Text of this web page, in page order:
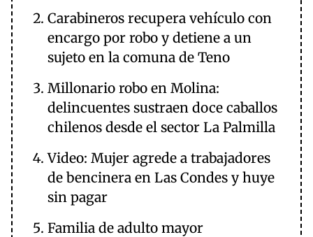
Carabineros recupera vehículo con
encargo por robo y detiene a un
sujeto en la comuna de Teno
Millonario robo en Molina:
delincuentes sustraen doce caballos
chilenos desde el sector La Palmilla
Video: Mujer agrede a trabajadores
de bencinera en Las Condes y huye
sin pagar
Familia de adulto mayor